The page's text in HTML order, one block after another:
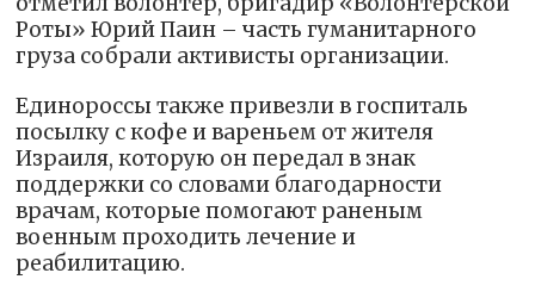
Роты» Юрий Паин – часть гуманитарного
груза собрали активисты организации.
Единороссы также привезли в госпиталь
посылку с кофе и вареньем от жителя
Израиля, которую он передал в знак
поддержки со словами благодарности
врачам, которые помогают раненым
военным проходить лечение и
реабилитацию.